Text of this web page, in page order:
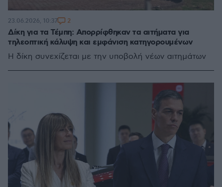
Δίκη για τα Τέμπη: Απορρίφθηκαν τα αιτήματα για
τηλεοπτική κάλυψη και εμφάνιση κατηγορουμένων
Η δίκη συνεχίζεται με την υποβολή νέων αιτημάτων
23.06.2026, 10:37 2